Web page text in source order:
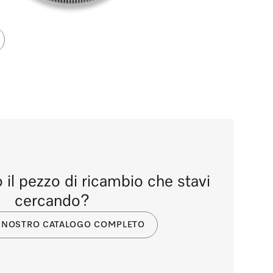
il pezzo di ricambio che stavi
cercando?
CATALOGO COMPLETO